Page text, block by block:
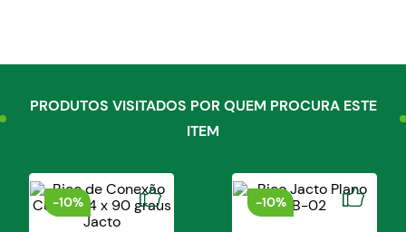
PRODUTOS VISITADOS POR QUEM PROCURA ESTE
ITEM
-10% -10%